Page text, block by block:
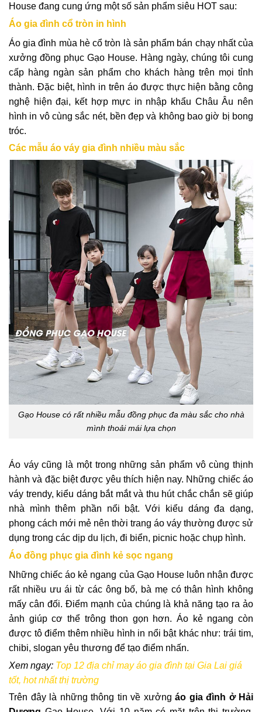
House đang cung ứng một số sản phẩm siêu HOT sau:
Áo gia đình cổ tròn in hình
Áo gia đình mùa hè cổ tròn là sản phẩm bán chạy nhất của
xưởng đồng phục Gạo House. Hàng ngày, chúng tôi cung
cấp hàng ngàn sản phẩm cho khách hàng trên mọi tỉnh
thành. Đặc biệt, hình in trên áo được thực hiện bằng công
nghệ hiện đại, kết hợp mực in nhập khẩu Châu Âu nên
hình in vô cùng sắc nét, bền đẹp và không bao giờ bị bong
tróc.
Các mẫu áo váy gia đình nhiều màu sắc
Gạo House có rất nhiều mẫu đồng phục đa màu sắc cho nhà
mình thoải mái lựa chọn
Áo váy cũng là một trong những sản phẩm vô cùng thịnh
hành và đặc biệt được yêu thích hiện nay. Những chiếc áo
váy trendy, kiểu dáng bắt mắt và thu hút chắc chắn sẽ giúp
nhà mình thêm phần nổi bật. Với kiểu dáng đa dạng,
phong cách mới mẻ nên thời trang áo váy thường được sử
dụng trong các dịp du lịch, đi biển, picnic hoặc chụp hình.
Áo đồng phục gia đình kẻ sọc ngang
Những chiếc áo kẻ ngang của Gạo House luôn nhận được
rất nhiều ưu ái từ các ông bố, bà mẹ có thân hình không
mấy cân đối. Điểm mạnh của chúng là khả năng tạo ra ảo
ảnh giúp cơ thể trông thon gọn hơn. Áo kẻ ngang còn
được tô điểm thêm nhiều hình in nổi bật khác như: trái tim,
chibi, slogan yêu thương để tạo điểm nhấn.
Xem ngay: Top 12 địa chỉ may áo gia đình tại Gia Lai giá
tốt, hot nhất thị trường
Trên đây là những thông tin về xưởng áo gia đình ở Hải